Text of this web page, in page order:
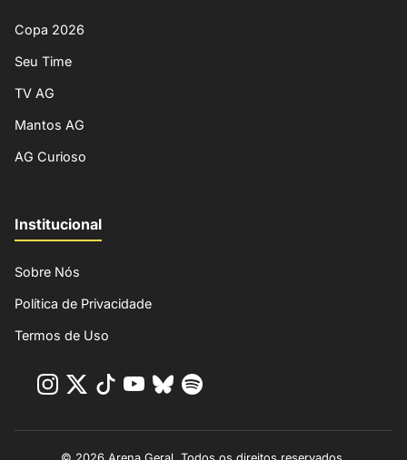
Copa 2026
Seu Time
TV AG
Mantos AG
AG Curioso
Institucional
Sobre Nós
Política de Privacidade
Termos de Uso